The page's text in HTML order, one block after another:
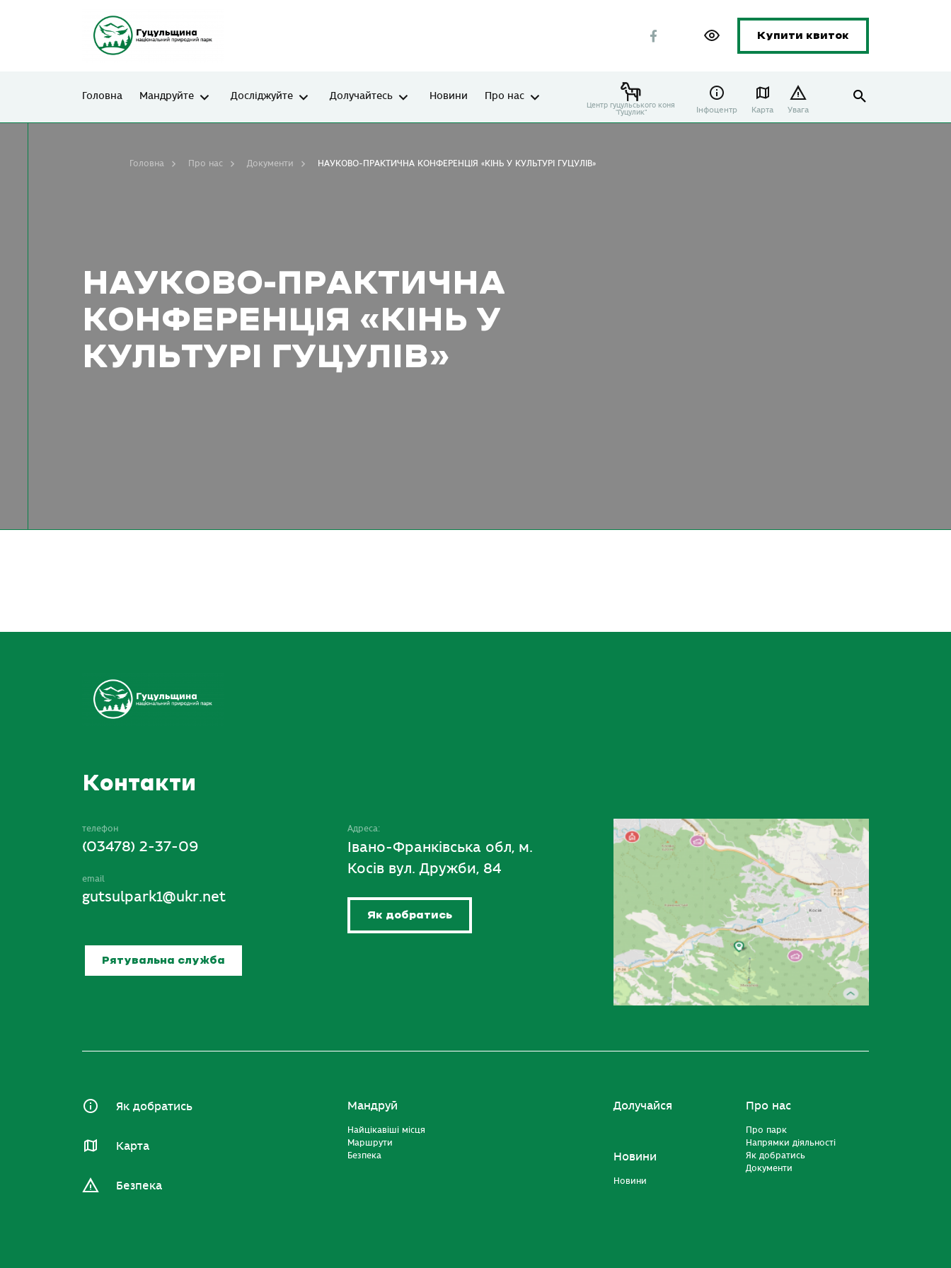
Купити квиток
Головна Мандруйте Досліджуйте Долучайтесь Новини Про нас
Центр гуцульського коня
"Гуцулик"
Інфоцентр Карта Увага
НАУКОВО-ПРАКТИЧНА
КОНФЕРЕНЦІЯ «КІНЬ У
КУЛЬТУРІ ГУЦУЛІВ»
Головна Про нас Документи НАУКОВО-ПРАКТИЧНА КОНФЕРЕНЦІЯ «КІНЬ У КУЛЬТУРІ ГУЦУЛІВ»
Контакти
телефон
(03478) 2-37-09
email
gutsulpark1@ukr.net
Рятувальна служба
Адреса:
Івано-Франківська обл, м.
Косів вул. Дружби, 84
Як добратись
Як добратись
Карта
Безпека
Мандруй
Найцікавіші місця
Маршрути
Безпека
Долучайся
Новини
Новини
Про нас
Про парк
Напрямки діяльності
Як добратись
Документи